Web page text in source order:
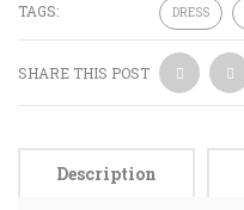
TAGS: DRESS
SHARE THIS POST
Description